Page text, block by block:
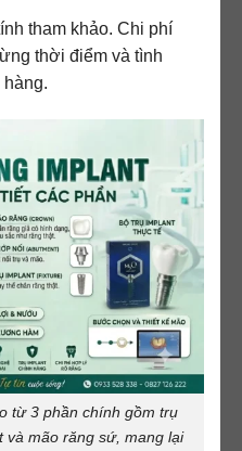
tham khảo. Chi phí
thời điểm và tình
hàng.
từ 3 phần chính gồm trụ
và mão răng sứ, mang lại